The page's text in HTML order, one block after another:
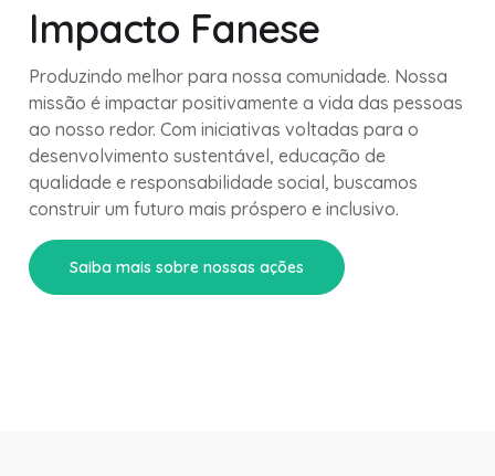
Impacto Fanese
Produzindo melhor para nossa comunidade. Nossa
missão é impactar positivamente a vida das pessoas
ao nosso redor. Com iniciativas voltadas para o
desenvolvimento sustentável, educação de
qualidade e responsabilidade social, buscamos
construir um futuro mais próspero e inclusivo.
Saiba mais sobre nossas ações